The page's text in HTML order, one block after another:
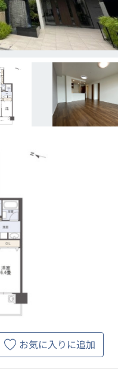
お気に入りに追加